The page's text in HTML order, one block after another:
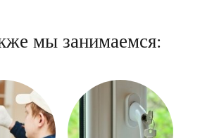
мы занимаемся: